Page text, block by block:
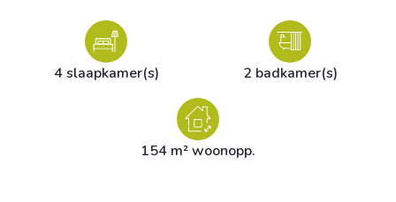
4 slaapkamer(s) 2 badkamer(s)
154 m² woonopp.